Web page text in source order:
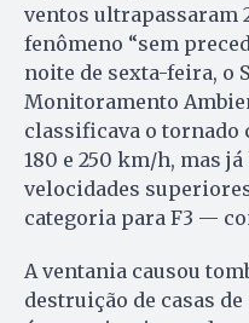
ventos ultrapassaram
fenômeno “sem
noite de sexta-feira, o
Monitoramento
classificava o tornado
180 e 250 km/h, mas
velocidades
categoria para F3 —
A ventania causou
destruição de casas